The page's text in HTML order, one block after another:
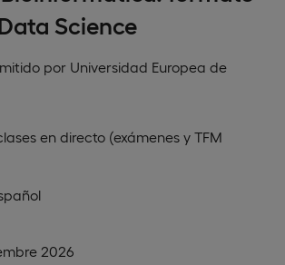
Science
por Universidad Europea de
en directo (exámenes y TFM
2026